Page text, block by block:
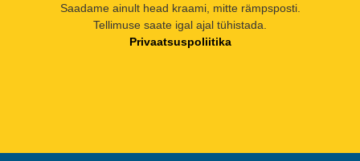
Saadame ainult head kraami, mitte rämpsposti.
Tellimuse saate igal ajal tühistada.
Privaatsuspoliitika